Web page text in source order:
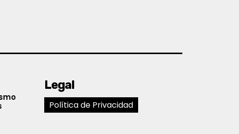
Legal
Política de Privacidad